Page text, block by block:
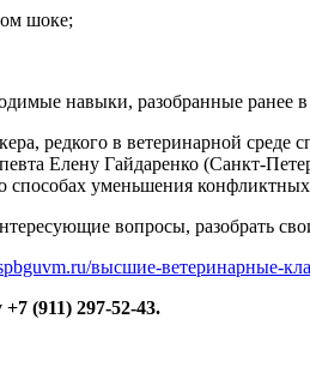
шоке;
навыки, разобранные ранее
редкого в ветеринарной
Елену Гайдаренко (Санкт-
способах уменьшения
вопросы, разобрать
высшие-ветеринарные-
(911) 297-52-43.